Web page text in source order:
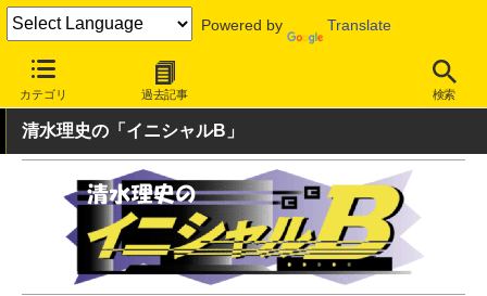
Powered by Translate
カテゴリ 過去記事 検索
INTERNET Watch ハードウェア
清水理史の「イニシャルB」